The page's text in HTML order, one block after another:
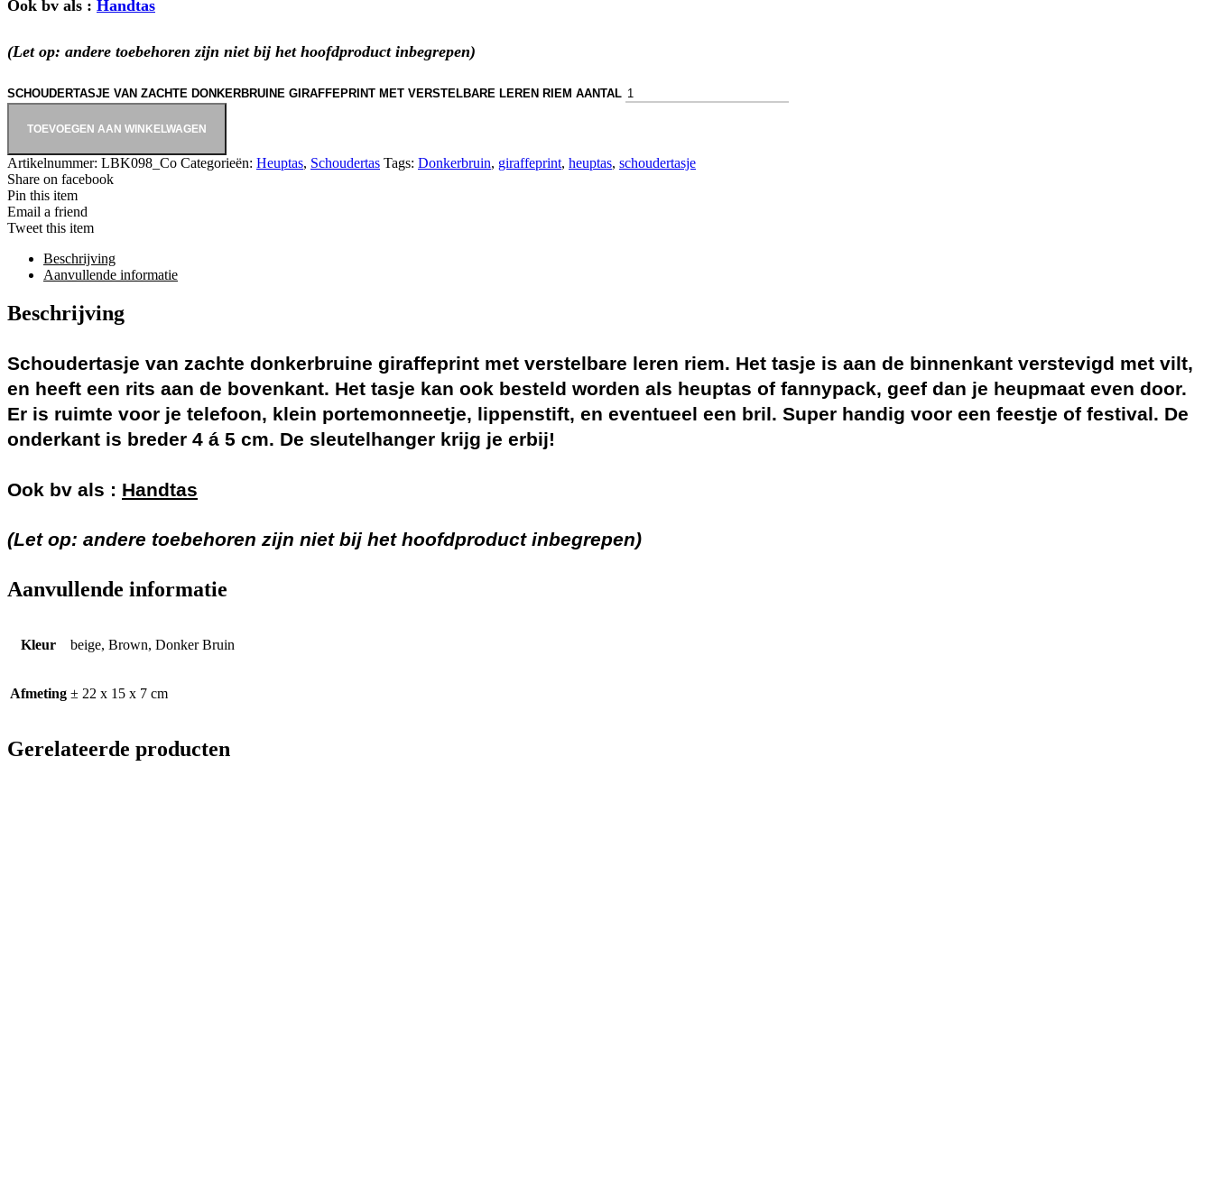
Ook bv als : Handtas
(Let op: andere toebehoren zijn niet bij het hoofdproduct inbegrepen)
SCHOUDERTASJE VAN ZACHTE DONKERBRUINE GIRAFFEPRINT MET VERSTELBARE LEREN RIEM AANTAL
TOEVOEGEN AAN WINKELWAGEN
Artikelnummer: LBK098_Co Categorieën: Heuptas, Schoudertas Tags: Donkerbruin, giraffeprint, heuptas, schoudertasje
Share on facebook
Pin this item
Email a friend
Tweet this item
Beschrijving
Aanvullende informatie
Beschrijving
Schoudertasje van zachte donkerbruine giraffeprint met verstelbare leren riem. Het tasje is aan de binnenkant verstevigd met vilt,
en heeft een rits aan de bovenkant. Het tasje kan ook besteld worden als heuptas of fannypack, geef dan je heupmaat even door.
Er is ruimte voor je telefoon, klein portemonneetje, lippenstift, en eventueel een bril. Super handig voor een feestje of festival. De
onderkant is breder 4 á 5 cm. De sleutelhanger krijg je erbij!
Ook bv als : Handtas
(Let op: andere toebehoren zijn niet bij het hoofdproduct inbegrepen)
Aanvullende informatie
Kleur beige, Brown, Donker Bruin
Afmeting ± 22 x 15 x 7 cm
Gerelateerde producten